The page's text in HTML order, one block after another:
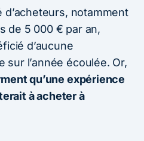
notamment
de 5 000 € par an,
d’aucune
sur l’année écoulée. Or,
qu’une expérience
à acheter à